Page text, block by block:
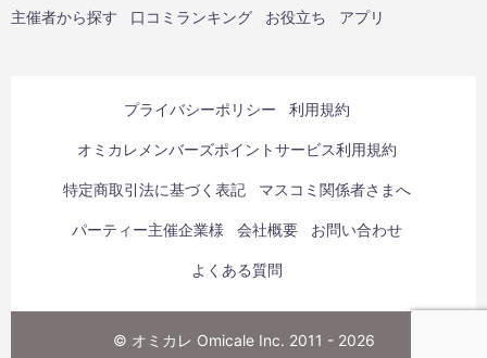
主催者から探す 口コミランキング お役立ち アプリ
プライバシーポリシー 利用規約
オミカレメンバーズポイントサービス利用規約
特定商取引法に基づく表記 マスコミ関係者さまへ
パーティー主催企業様 会社概要 お問い合わせ
よくある質問
© オミカレ Omicale Inc. 2011 - 2026